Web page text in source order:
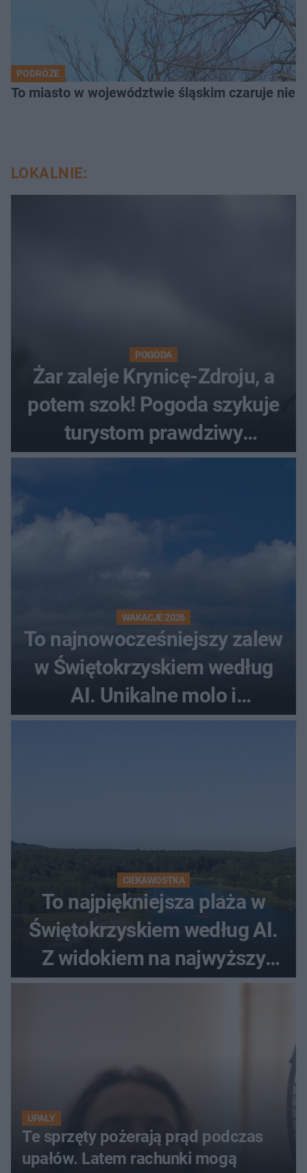
PODRÓŻE
To miasto w województwie śląskim czaruje nie
LOKALNIE:
POGODA
Żar zaleje Krynicę-Zdroju, a
potem szok! Pogoda szykuje
turystom prawdziwy
rollercoaster
WAKACJE 2026
To najnowocześniejszy zalew
w Świętokrzyskiem według
AI. Unikalne molo i
promenada
CIEKAWOSTKA
To najpiękniejsza plaża w
Świętokrzyskiem według AI.
Z widokiem na najwyższy
szczyt Gór Świętokrzyskich
UPAŁY
Te sprzęty pożerają prąd podczas
upałów. Latem rachunki mogą